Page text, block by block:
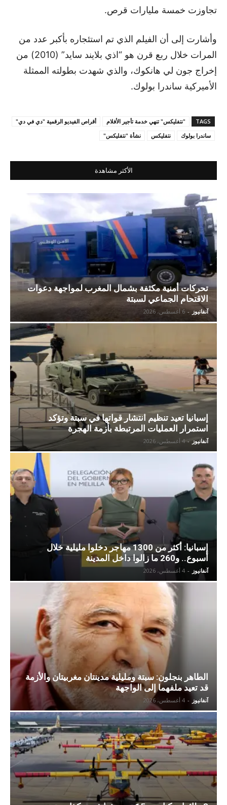
تجاوزت خمسة مليارات قرص.
وأشارت إلى أن الفيلم الذي تم استئجاره بأكبر عدد من
المرات خلال ربع قرن هو “اذي بلايند سايد” (2010) من
إخراج جون لي هانكوك، والذي شهدت بطولته الممثلة
الأميركية ساندرا بولوك.
TAGS "نتفليكس" تنهي خدمة تأجير الأفلام
أقراص الفيديو الرقمية "دي في دي"
ساندرا بولوك
نتفليكس نشأة "نتفليكس"
الأكثر مشاهدة
تحركات أمنية مكثفة بشمال المغرب لمواجهة دعوات
الاقتحام الجماعي لسبتة
آنفانيوز - 6 أغسطس، 2026
إسبانيا تعيد تنظيم انتشار قواتها في سبتة وتؤكد
استمرار العمليات المرتبطة بأزمة الهجرة
آنفانيوز - 4 أغسطس، 2026
إسبانيا: أكثر من 1300 مهاجر دخلوا مليلية خلال
أسبوع.. و260 ما زالوا داخل المدينة
آنفانيوز - 4 أغسطس، 2026
الطاهر بنجلون: سبتة ومليلية مدينتان مغربيتان والأزمة
قد تعيد ملفهما إلى الواجهة
آنفانيوز - 4 أغسطس، 2026